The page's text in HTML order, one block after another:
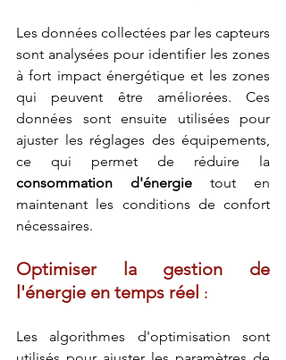
Les données collectées par les capteurs
sont analysées pour identifier les zones
à fort impact énergétique et les zones
qui peuvent être améliorées. Ces
données sont ensuite utilisées pour
ajuster les réglages des équipements,
consommation d'énergie tout en
maintenant les conditions de confort
nécessaires.
Optimiser la gestion de
l'énergie en temps réel :
Les algorithmes d'optimisation sont